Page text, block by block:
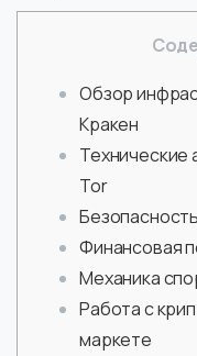
Обзор
Кракен
Технические
Tor
Финансовая
Механика
Работа с
маркете